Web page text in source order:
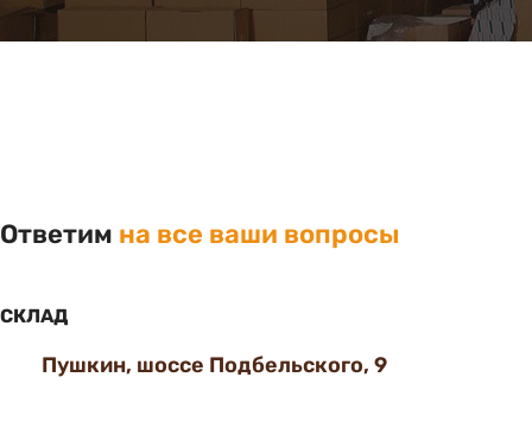
Ответим на все ваши вопросы
СКЛАД
Пушкин, шоссе Подбельского, 9